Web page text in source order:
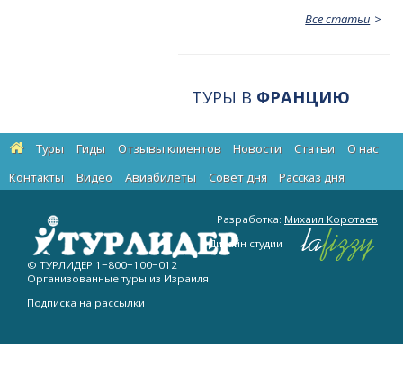
Все статьи
ТУРЫ В ФРАНЦИЮ
Туры Гиды Отзывы клиентов Новости Статьи
О нас
Контакты
Видео Авиабилеты Cовет дня Рассказ дня
© ТУРЛИДЕР 1−800−100−012
Организованные туры из Израиля
Подписка на рассылки
Разработка: Михаил Коротаев
Дизайн студии